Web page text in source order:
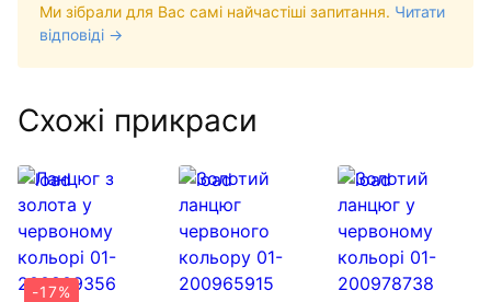
Ми зібрали для Вас самі найчастіші запитання. Читати
відповіді →
Схожі прикраси
-17%